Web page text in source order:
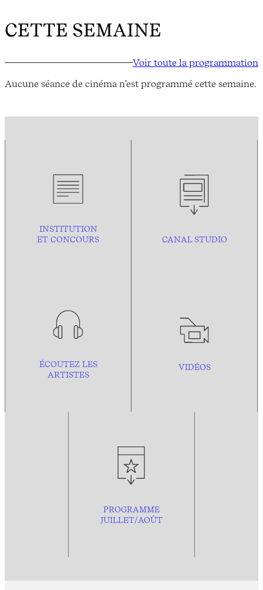
CETTE SEMAINE
Voir toute la programmation
Aucune séance de cinéma n'est programmé cette semaine.
INSTITUTION
ET CONCOURS
CANAL STUDIO
ÉCOUTEZ LES
ARTISTES
VIDÉOS
PROGRAMME
JUILLET/AOÛT